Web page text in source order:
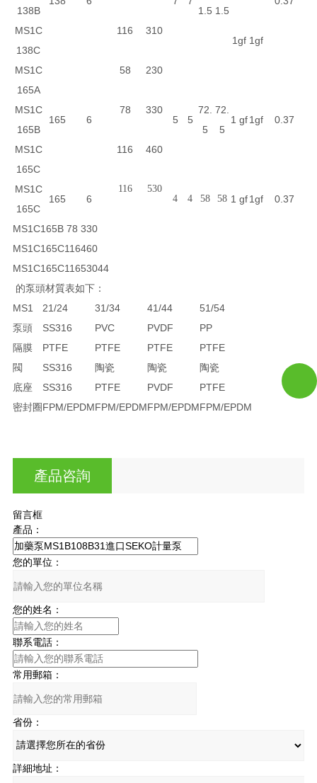
1.5 1.5
138B
MS1C
138C
116
310
1gf 1gf
MS1C
165A
165 6
58 230
5 5
72.
5
72.
5
1 gf1gf 0.37
MS1C
165B
78 330
MS1C
165C
116 460
MS1C
165C
165 6
116
530
4
4 58 58 1 gf1gf 0.37
MS1C165B 78 330
MS1C165C116460
MS1C165C11653044
的泵頭材質表如下：
MS1
21/24 31/34 41/44
51/54
泵頭
SS316 PVC PVDF
PP
隔膜
PTFE PTFE PTFE
PTFE
閥
SS316 陶瓷 陶瓷
陶瓷
底座
SS316 PTFE PVDF
PTFE
密封圈FPM/EPDMFPM/EPDMFPM/EPDMFPM/EPDM
產品咨詢
留言框
產品：
您的單位：
您的姓名：
聯系電話：
常用郵箱：
省份：
詳細地址：